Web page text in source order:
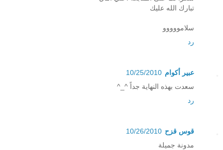
تبارك الله عليك
سلامووووو
رد
عبير أكوام 10/25/2010
سعدت بهذه النهاية جداً ^_^
رد
قوس قزح 10/26/2010
مدونة جميلة